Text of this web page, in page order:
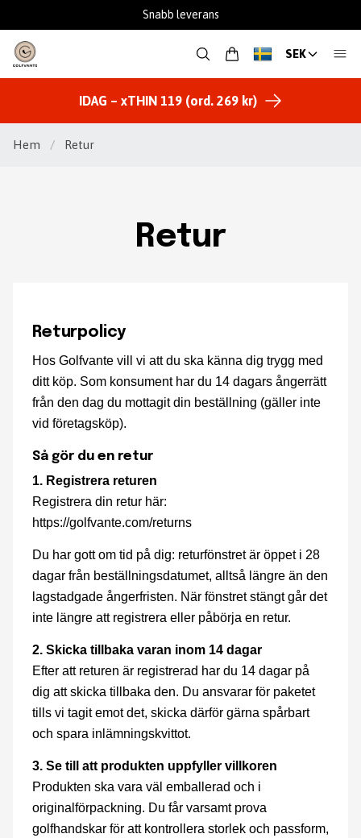
Snabb leverans
SEK
IDAG – xTHIN 119 (ord. 269 kr)
Hem / Retur
Retur
Returpolicy
Hos Golfvante vill vi att du ska känna dig trygg med
ditt köp. Som konsument har du 14 dagars ångerrätt
från den dag du mottagit din beställning (gäller inte
vid företagsköp).
Så gör du en retur
1. Registrera returen
Registrera din retur här:
https://golfvante.com/returns
Du har gott om tid på dig: returfönstret är öppet i 28
dagar från beställningsdatumet, alltså längre än den
lagstadgade ångerfristen. När fönstret stängt går det
inte längre att registrera eller påbörja en retur.
2. Skicka tillbaka varan inom 14 dagar
Efter att returen är registrerad har du 14 dagar på
dig att skicka tillbaka den. Du ansvarar för paketet
tills vi tagit emot det, skicka därför gärna spårbart
och spara inlämningskvittot.
3. Se till att produkten uppfyller villkoren
Produkten ska vara väl emballerad och i
originalförpackning. Du får varsamt prova
golfhandskar för att kontrollera storlek och passform,